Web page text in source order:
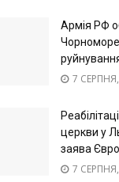
Армія РФ
7
церкви у
заява
7